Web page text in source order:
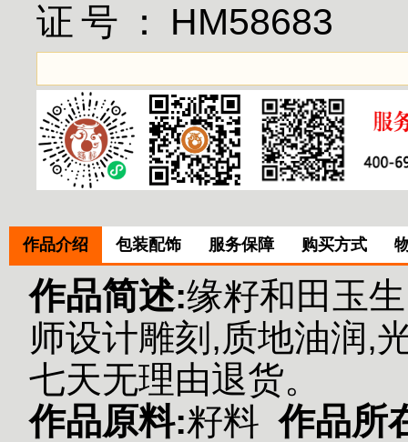
证号： HM58683
作品介绍 包装配饰 服务保障 购买方式
作品简述:缘籽和田玉
师设计雕刻,质地油润,
七天无理由退货。
作品原料:籽料 作品所